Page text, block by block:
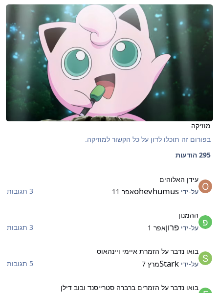
מוזיקה
מוזיקה
מוזיקה
בפורום זה תוכלו לדון על כל הקשור למוזיקה.
295 הודעות
עידן האלוהים
על-ידי ohevhumusאפר 11
3 תגובות
ההמנון
על-ידי פרוןאפר 1
3 תגובות
בואו נדבר על הזמרת איימי ויינהאוס
על-ידי Starkמרץ 7
5 תגובות
בואו נדבר על הזמרים ברברה סטרייסנד ובוב דילן